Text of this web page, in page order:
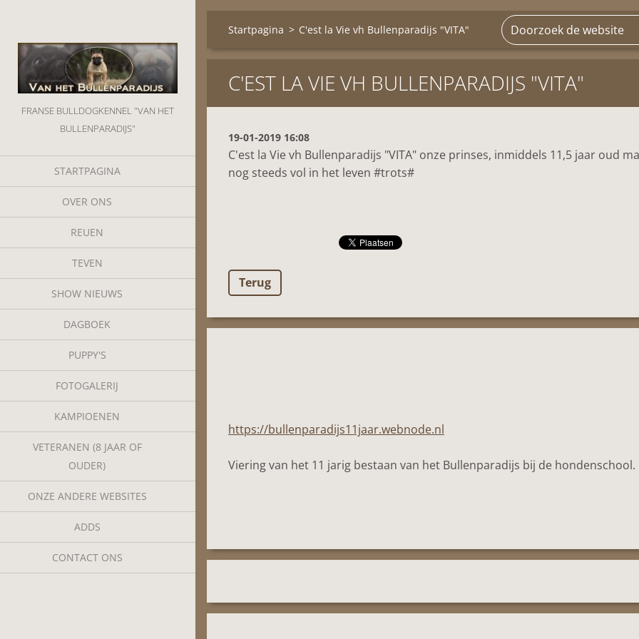
FRANSE BULLDOGKENNEL "VAN HET
BULLENPARADIJS"
STARTPAGINA
OVER ONS
REUEN
TEVEN
SHOW NIEUWS
DAGBOEK
PUPPY'S
FOTOGALERIJ
KAMPIOENEN
VETERANEN (8 JAAR OF
OUDER)
ONZE ANDERE WEBSITES
ADDS
CONTACT ONS
Startpagina > C'est la Vie vh Bullenparadijs "VITA"
C'EST LA VIE VH BULLENPARADIJS "VITA"
19-01-2019 16:08
C'est la Vie vh Bullenparadijs "VITA" onze prinses, inmiddels 11,5 jaar oud
nog steeds vol in het leven #trots#
Terug
https://bullenparadijs11jaar.webnode.nl
Viering van het 11 jarig bestaan van het Bullenparadijs bij de hondenschool.